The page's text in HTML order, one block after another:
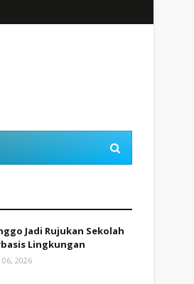
Jadi Rujukan Sekolah
Lingkungan
2026